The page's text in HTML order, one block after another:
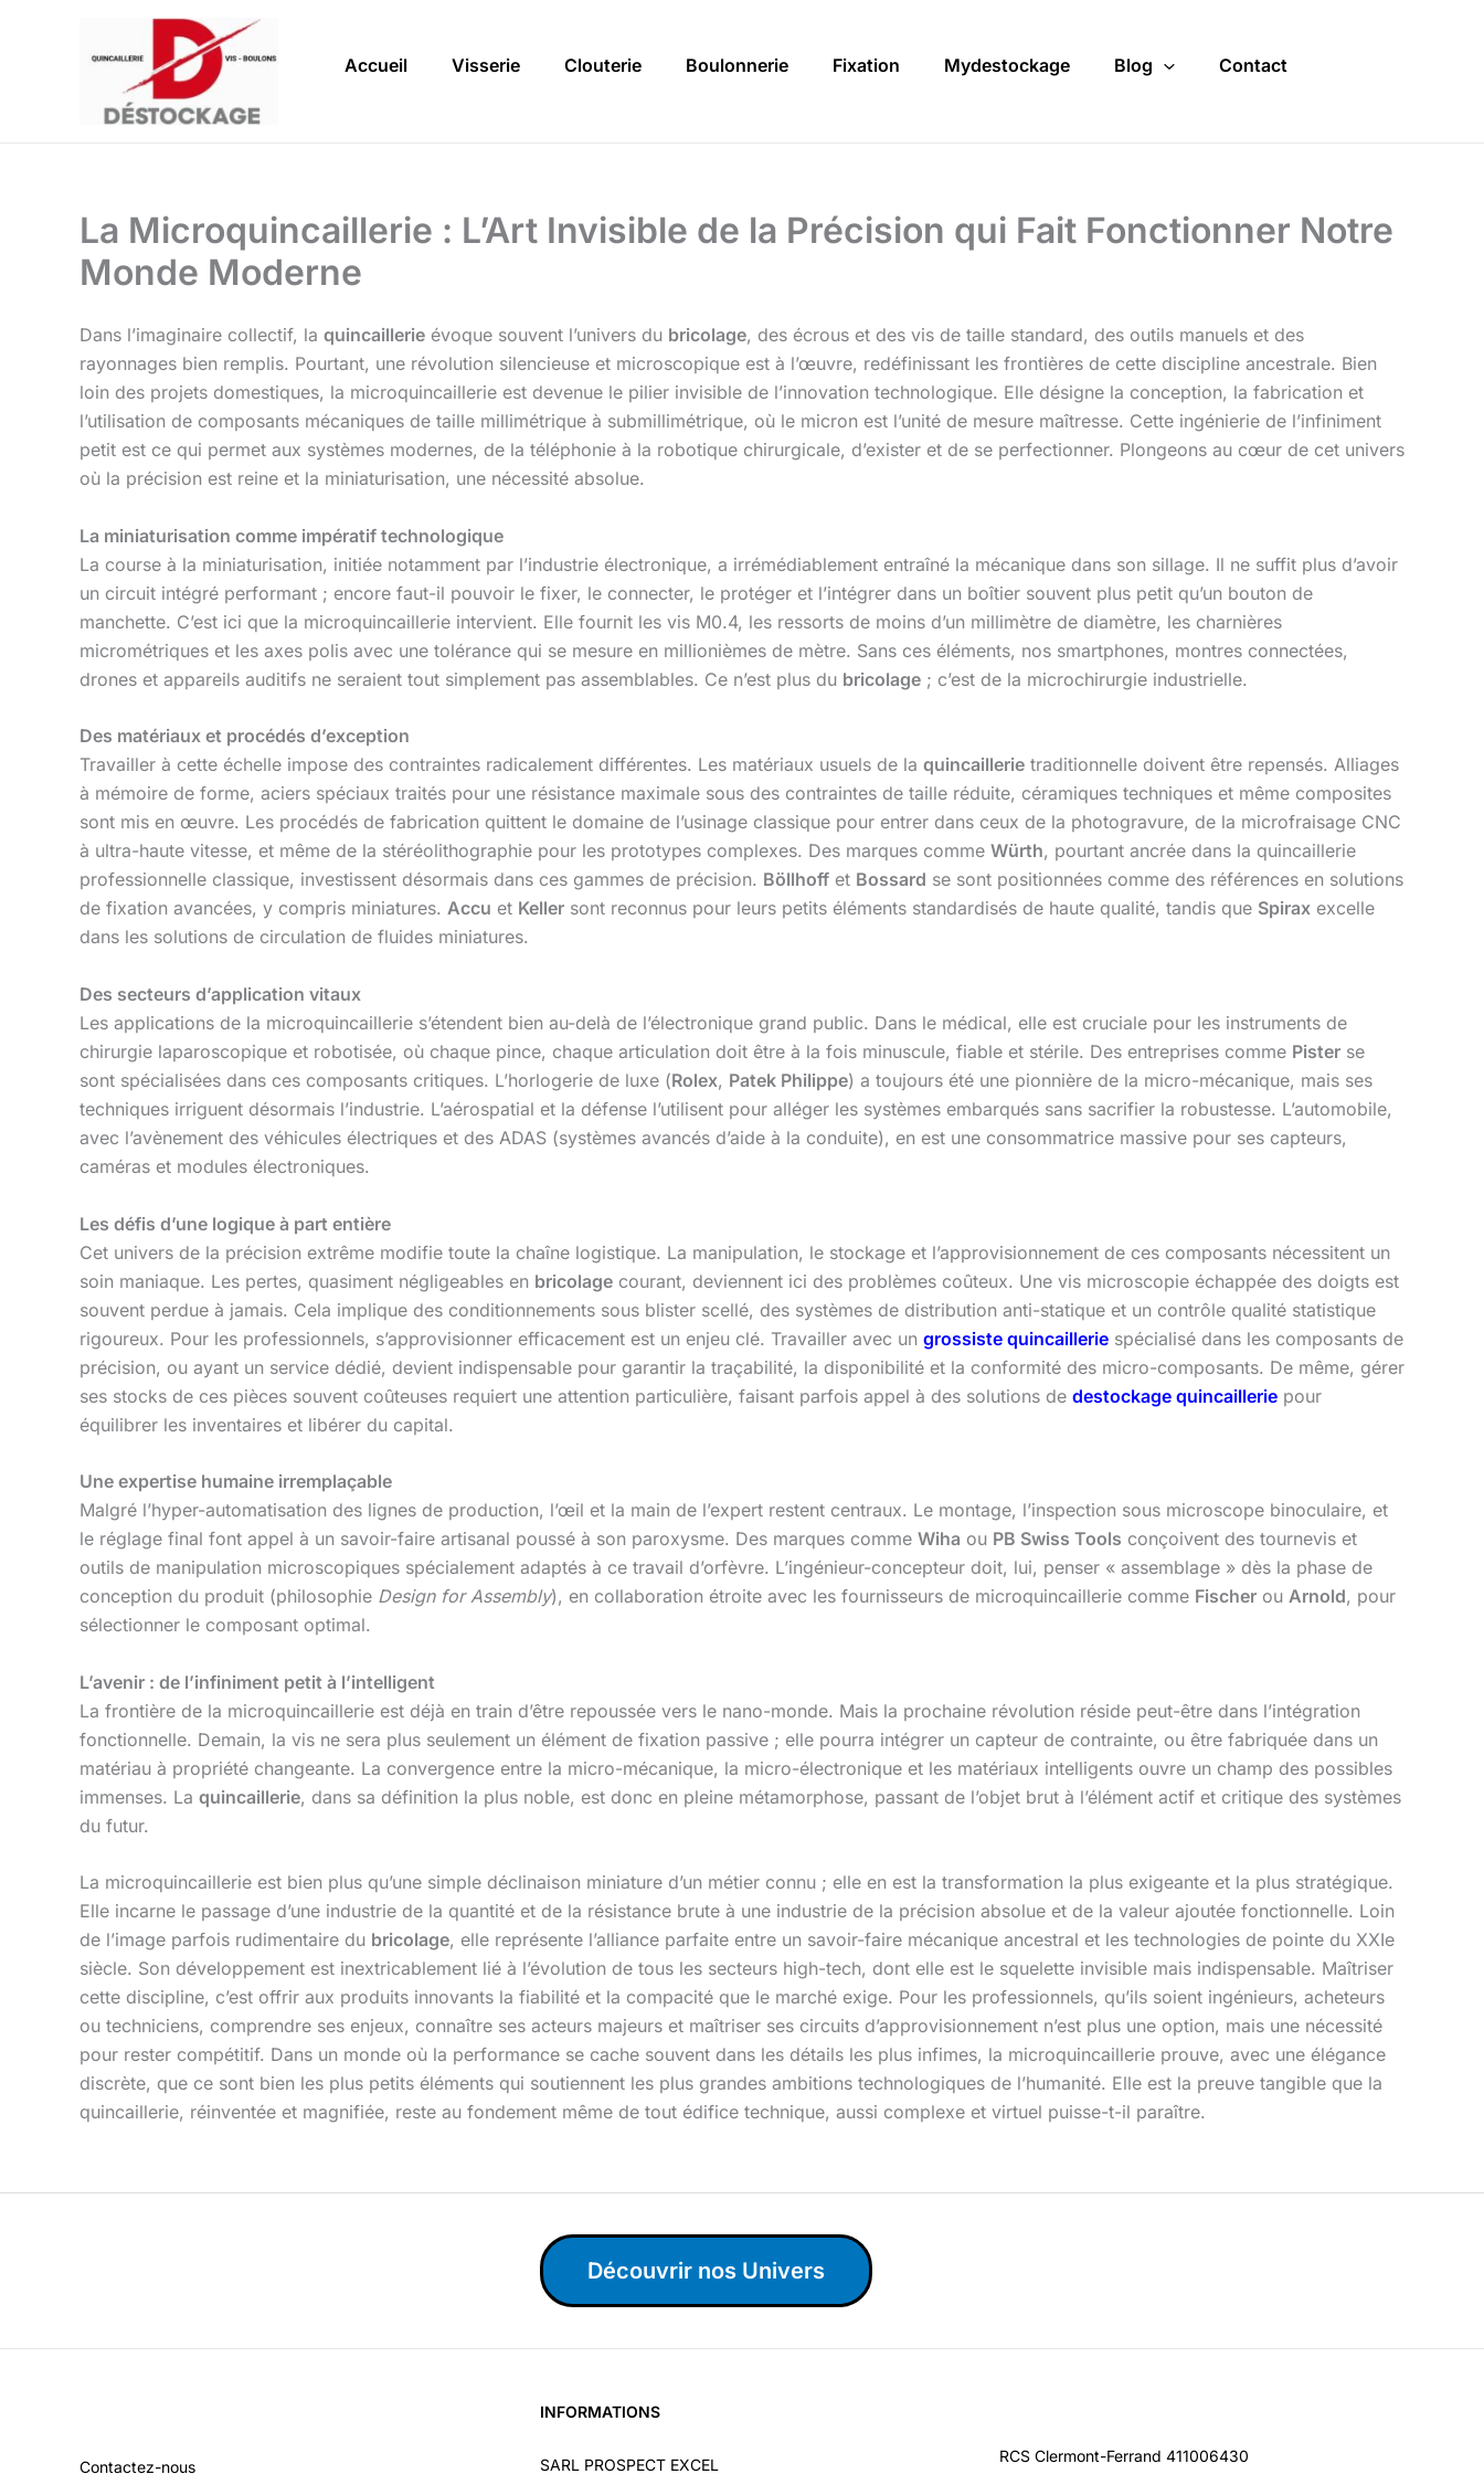
Accueil Visserie Clouterie Boulonnerie Fixation Mydestockage Blog Contact
La Microquincaillerie : L’Art Invisible de la Précision qui Fait Fonctionner Notre
Monde Moderne
Dans l’imaginaire collectif, la quincaillerie évoque souvent l’univers du bricolage, des écrous et des vis de taille standard, des outils manuels et des
rayonnages bien remplis. Pourtant, une révolution silencieuse et microscopique est à l’œuvre, redéfinissant les frontières de cette discipline ancestrale. Bien
loin des projets domestiques, la microquincaillerie est devenue le pilier invisible de l’innovation technologique. Elle désigne la conception, la fabrication et
l’utilisation de composants mécaniques de taille millimétrique à submillimétrique, où le micron est l’unité de mesure maîtresse. Cette ingénierie de l’infiniment
petit est ce qui permet aux systèmes modernes, de la téléphonie à la robotique chirurgicale, d’exister et de se perfectionner. Plongeons au cœur de cet univers
où la précision est reine et la miniaturisation, une nécessité absolue.
La miniaturisation comme impératif technologique
La course à la miniaturisation, initiée notamment par l’industrie électronique, a irrémédiablement entraîné la mécanique dans son sillage. Il ne suffit plus d’avoir
un circuit intégré performant ; encore faut-il pouvoir le fixer, le connecter, le protéger et l’intégrer dans un boîtier souvent plus petit qu’un bouton de
manchette. C’est ici que la microquincaillerie intervient. Elle fournit les vis M0.4, les ressorts de moins d’un millimètre de diamètre, les charnières
micrométriques et les axes polis avec une tolérance qui se mesure en millionièmes de mètre. Sans ces éléments, nos smartphones, montres connectées,
drones et appareils auditifs ne seraient tout simplement pas assemblables. Ce n’est plus du bricolage ; c’est de la microchirurgie industrielle.
Des matériaux et procédés d’exception
Travailler à cette échelle impose des contraintes radicalement différentes. Les matériaux usuels de la quincaillerie traditionnelle doivent être repensés. Alliages
à mémoire de forme, aciers spéciaux traités pour une résistance maximale sous des contraintes de taille réduite, céramiques techniques et même composites
sont mis en œuvre. Les procédés de fabrication quittent le domaine de l’usinage classique pour entrer dans ceux de la photogravure, de la microfraisage CNC
à ultra-haute vitesse, et même de la stéréolithographie pour les prototypes complexes. Des marques comme Würth, pourtant ancrée dans la quincaillerie
professionnelle classique, investissent désormais dans ces gammes de précision. Böllhoff et Bossard se sont positionnées comme des références en solutions
de fixation avancées, y compris miniatures. Accu et Keller sont reconnus pour leurs petits éléments standardisés de haute qualité, tandis que Spirax excelle
dans les solutions de circulation de fluides miniatures.
Des secteurs d’application vitaux
Les applications de la microquincaillerie s’étendent bien au-delà de l’électronique grand public. Dans le médical, elle est cruciale pour les instruments de
chirurgie laparoscopique et robotisée, où chaque pince, chaque articulation doit être à la fois minuscule, fiable et stérile. Des entreprises comme Pister se
sont spécialisées dans ces composants critiques. L’horlogerie de luxe (Rolex, Patek Philippe) a toujours été une pionnière de la micro-mécanique, mais ses
techniques irriguent désormais l’industrie. L’aérospatial et la défense l’utilisent pour alléger les systèmes embarqués sans sacrifier la robustesse. L’automobile,
avec l’avènement des véhicules électriques et des ADAS (systèmes avancés d’aide à la conduite), en est une consommatrice massive pour ses capteurs,
caméras et modules électroniques.
Les défis d’une logique à part entière
Cet univers de la précision extrême modifie toute la chaîne logistique. La manipulation, le stockage et l’approvisionnement de ces composants nécessitent un
soin maniaque. Les pertes, quasiment négligeables en bricolage courant, deviennent ici des problèmes coûteux. Une vis microscopie échappée des doigts est
souvent perdue à jamais. Cela implique des conditionnements sous blister scellé, des systèmes de distribution anti-statique et un contrôle qualité statistique
rigoureux. Pour les professionnels, s’approvisionner efficacement est un enjeu clé. Travailler avec un grossiste quincaillerie spécialisé dans les composants de
précision, ou ayant un service dédié, devient indispensable pour garantir la traçabilité, la disponibilité et la conformité des micro-composants. De même, gérer
ses stocks de ces pièces souvent coûteuses requiert une attention particulière, faisant parfois appel à des solutions de destockage quincaillerie pour
équilibrer les inventaires et libérer du capital.
Une expertise humaine irremplaçable
Malgré l’hyper-automatisation des lignes de production, l’œil et la main de l’expert restent centraux. Le montage, l’inspection sous microscope binoculaire, et
le réglage final font appel à un savoir-faire artisanal poussé à son paroxysme. Des marques comme Wiha ou PB Swiss Tools conçoivent des tournevis et
outils de manipulation microscopiques spécialement adaptés à ce travail d’orfèvre. L’ingénieur-concepteur doit, lui, penser « assemblage » dès la phase de
conception du produit (philosophie Design for Assembly), en collaboration étroite avec les fournisseurs de microquincaillerie comme Fischer ou Arnold, pour
sélectionner le composant optimal.
L’avenir : de l’infiniment petit à l’intelligent
La frontière de la microquincaillerie est déjà en train d’être repoussée vers le nano-monde. Mais la prochaine révolution réside peut-être dans l’intégration
fonctionnelle. Demain, la vis ne sera plus seulement un élément de fixation passive ; elle pourra intégrer un capteur de contrainte, ou être fabriquée dans un
matériau à propriété changeante. La convergence entre la micro-mécanique, la micro-électronique et les matériaux intelligents ouvre un champ des possibles
immenses. La quincaillerie, dans sa définition la plus noble, est donc en pleine métamorphose, passant de l’objet brut à l’élément actif et critique des systèmes
du futur.
La microquincaillerie est bien plus qu’une simple déclinaison miniature d’un métier connu ; elle en est la transformation la plus exigeante et la plus stratégique.
Elle incarne le passage d’une industrie de la quantité et de la résistance brute à une industrie de la précision absolue et de la valeur ajoutée fonctionnelle. Loin
de l’image parfois rudimentaire du bricolage, elle représente l’alliance parfaite entre un savoir-faire mécanique ancestral et les technologies de pointe du XXIe
siècle. Son développement est inextricablement lié à l’évolution de tous les secteurs high-tech, dont elle est le squelette invisible mais indispensable. Maîtriser
cette discipline, c’est offrir aux produits innovants la fiabilité et la compacité que le marché exige. Pour les professionnels, qu’ils soient ingénieurs, acheteurs
ou techniciens, comprendre ses enjeux, connaître ses acteurs majeurs et maîtriser ses circuits d’approvisionnement n’est plus une option, mais une nécessité
pour rester compétitif. Dans un monde où la performance se cache souvent dans les détails les plus infimes, la microquincaillerie prouve, avec une élégance
discrète, que ce sont bien les plus petits éléments qui soutiennent les plus grandes ambitions technologiques de l’humanité. Elle est la preuve tangible que la
quincaillerie, réinventée et magnifiée, reste au fondement même de tout édifice technique, aussi complexe et virtuel puisse-t-il paraître.
Découvrir nos Univers
Contactez-nous
INFORMATIONS
SARL PROSPECT EXCEL
RCS Clermont-Ferrand 411006430